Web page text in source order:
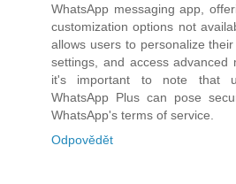
WhatsApp messaging app,
customization options not
allows users to personalize
settings, and access advanced
it's important to note that
WhatsApp Plus can pose
WhatsApp's terms of service.
Odpovědět